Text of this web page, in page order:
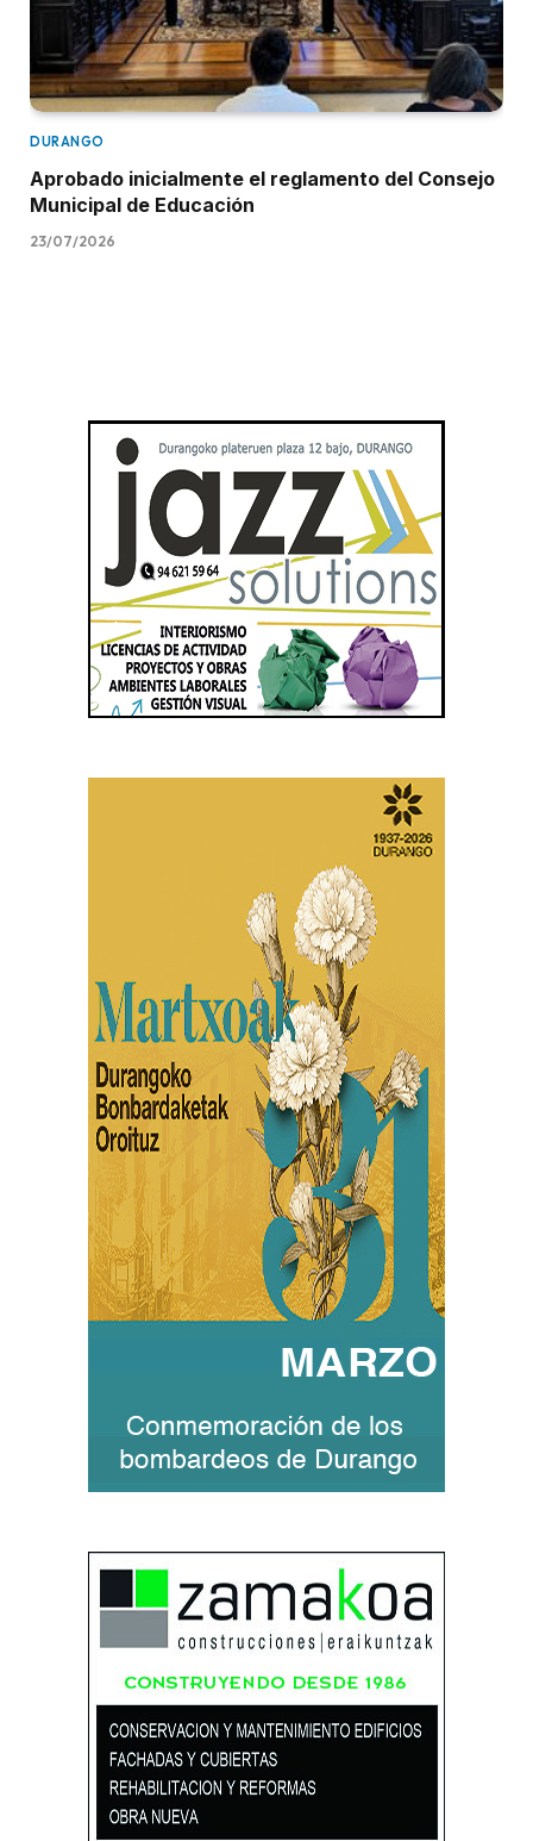
DURANGO
Aprobado inicialmente el reglamento del Consejo
Municipal de Educación
23/07/2026